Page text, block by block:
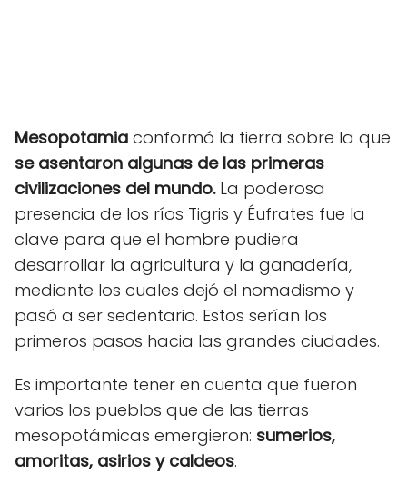
Mesopotamia conformó la tierra sobre la que
se asentaron algunas de las primeras
civilizaciones del mundo.La poderosa
presencia de los ríos Tigris y Éufrates fue la
clave para que el hombre pudiera
desarrollar la agricultura y la ganadería,
mediante los cuales dejó el nomadismo y
pasó a ser sedentario. Estos serían los
primeros pasos hacia las grandes ciudades.
Es importante tener en cuenta que fueron
varios los pueblos que de las tierras
mesopotámicas emergieron: sumerios,
amoritas, asirios y caldeos.